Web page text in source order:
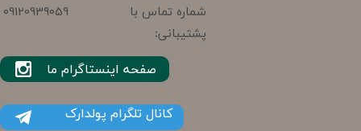
شماره تماس با
پشتیبانی:
09120939059
کانال تلگرام پولدارک
صفحه اینستاگرام ما